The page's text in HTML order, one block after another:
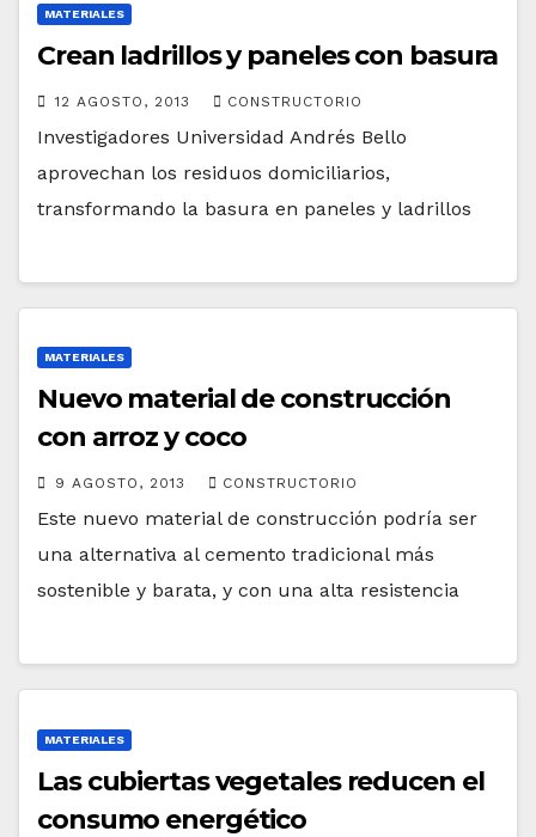
MATERIALES
Crean ladrillos y paneles con basura
12 AGOSTO, 2013 CONSTRUCTORIO
Investigadores Universidad Andrés Bello
aprovechan los residuos domiciliarios,
transformando la basura en paneles y ladrillos
MATERIALES
Nuevo material de construcción
con arroz y coco
9 AGOSTO, 2013 CONSTRUCTORIO
Este nuevo material de construcción podría ser
una alternativa al cemento tradicional más
sostenible y barata, y con una alta resistencia
MATERIALES
Las cubiertas vegetales reducen el
consumo energético